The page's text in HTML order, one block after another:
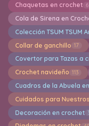
Chaquetas en crochet
Cola de Sirena en
Colección TSUM TSUM
Collar de ganchillo 17
Covertor para Tazas a
Crochet navideño 113
Cuadros de la Abuela
Cuidados para
Decoración en crochet